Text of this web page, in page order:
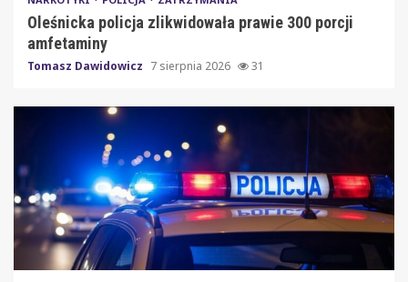
Oleśnicka policja zlikwidowała prawie 300 porcji
amfetaminy
Tomasz Dawidowicz 7 sierpnia 2026 31